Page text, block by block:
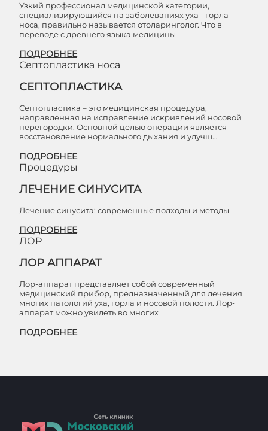
Узкий профессионал медицинской категории,
специализирующийся на заболеваниях уха - горла -
носа, правильно называется отоларинголог. Что в
переводе с древнего языка медицины -
ПОДРОБНЕЕ
Септопластика носа
СЕПТОПЛАСТИКА
Септопластика – это медицинская процедура,
направленная на исправление искривлений носовой
перегородки. Основной целью операции является
восстановление нормального дыхания и улучш…
ПОДРОБНЕЕ
Процедуры
ЛЕЧЕНИЕ СИНУСИТА
Лечение синусита: современные подходы и методы
ПОДРОБНЕЕ
ЛОР
ЛОР АППАРАТ
Лор-аппарат представляет собой современный
медицинский прибор, предназначенный для лечения
многих патологий уха, горла и носовой полости. Лор-
аппарат можно увидеть во многих
ПОДРОБНЕЕ